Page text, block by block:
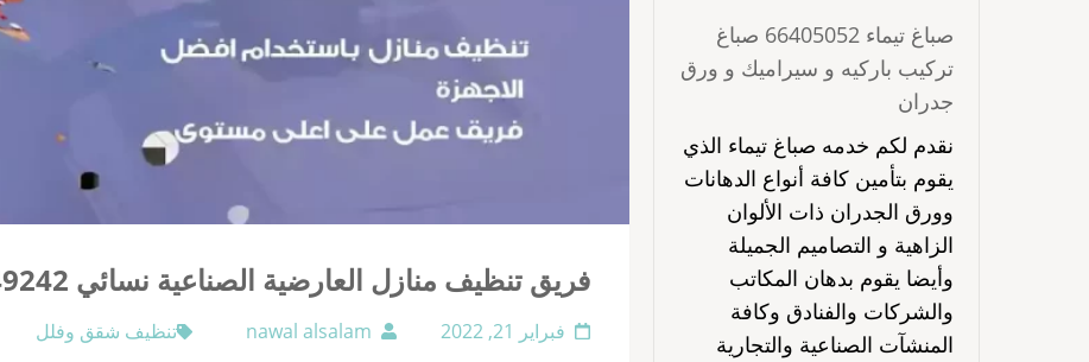
فريق تنظيف منازل العارضية الصناعية نسائي 55549242 تنظيف شقق وفلل
فبراير 21, 2022 nawal alsalam تنظيف شقق وفلل
صباغ تيماء 66405052 صباغ
تركيب باركيه و سيراميك و ورق
جدران
نقدم لكم خدمه صباغ تيماء الذي
يقوم بتأمين كافة أنواع الدهانات
وورق الجدران ذات الألوان
الزاهية و التصاميم الجميلة
وأيضا يقوم بدهان المكاتب
والشركات والفنادق وكافة
المنشآت الصناعية والتجارية